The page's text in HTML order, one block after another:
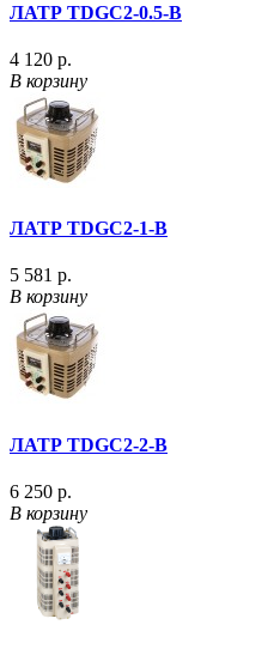
ЛАТР TDGC2-0.5-В
4 120 р.
В корзину
ЛАТР TDGC2-1-В
5 581 р.
В корзину
ЛАТР TDGC2-2-В
6 250 р.
В корзину